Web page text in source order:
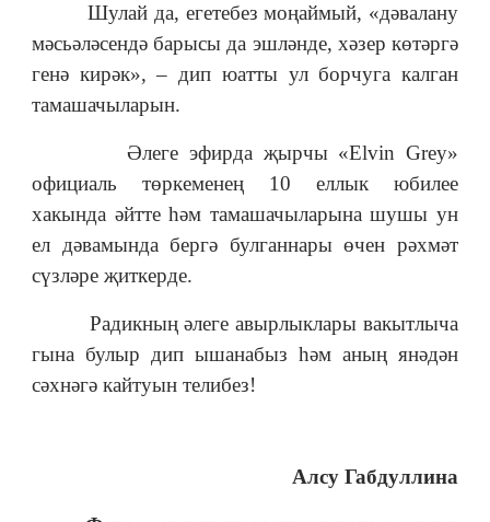
Шулай да, егетебез моңаймый, «дәвалану
мәсьәләсендә барысы да эшләнде, хәзер көтәргә
генә кирәк», – дип юатты ул борчуга калган
тамашачыларын.
Әлеге эфирда җырчы «Elvin Grey»
официаль төркеменең 10 еллык юбилее
хакында әйтте һәм тамашачыларына шушы ун
ел дәвамында бергә булганнары өчен рәхмәт
сүзләре җиткерде.
Радикның әлеге авырлыклары вакытлыча
гына булыр дип ышанабыз һәм аның янәдән
сәхнәгә кайтуын телибез!
Алсу Габдуллина